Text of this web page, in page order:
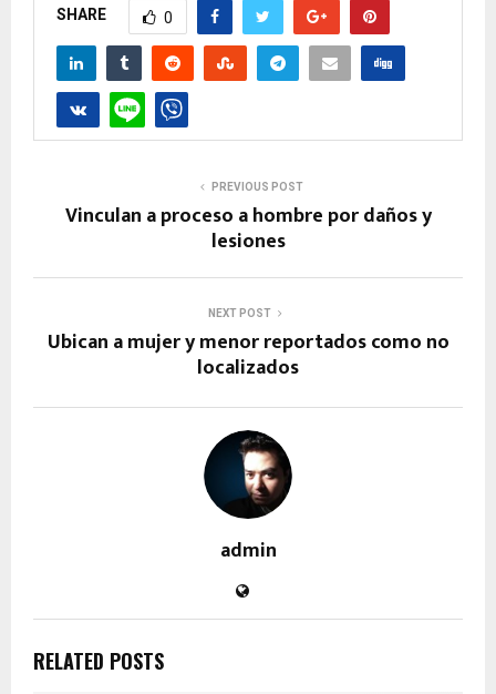
SHARE 0
PREVIOUS POST
Vinculan a proceso a hombre por daños y
lesiones
NEXT POST
Ubican a mujer y menor reportados como no
localizados
admin
RELATED POSTS